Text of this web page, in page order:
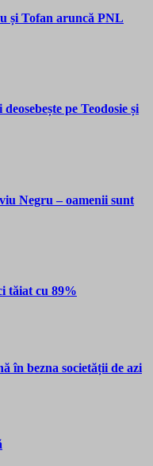
și Tofan aruncă PNL
pe Teodosie și
Negru – oamenii sunt
tăiat cu 89%
în bezna societății de azi